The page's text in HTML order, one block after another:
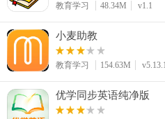
教育学习 48.34M v1.1
小麦助教
教育学习 154.63M
优学同步英语纯净版